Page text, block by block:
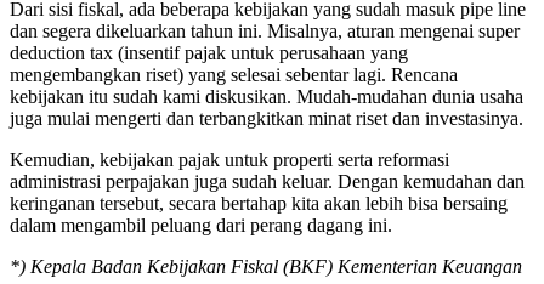
Dari sisi fiskal, ada beberapa kebijakan yang sudah masuk pipe line
dan segera dikeluarkan tahun ini. Misalnya, aturan mengenai super
deduction tax (insentif pajak untuk perusahaan yang
mengembangkan riset) yang selesai sebentar lagi. Rencana
kebijakan itu sudah kami diskusikan. Mudah-mudahan dunia usaha
juga mulai mengerti dan terbangkitkan minat riset dan investasinya.
Kemudian, kebijakan pajak untuk properti serta reformasi
administrasi perpajakan juga sudah keluar. Dengan kemudahan dan
keringanan tersebut, secara bertahap kita akan lebih bisa bersaing
dalam mengambil peluang dari perang dagang ini.
*) Kepala Badan Kebijakan Fiskal (BKF) Kementerian Keuangan